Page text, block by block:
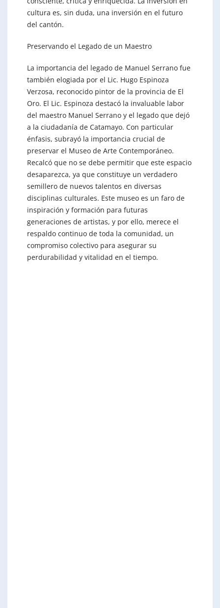
cultura es, sin duda, una inversión en el futuro
del cantón.
Preservando el Legado de un Maestro
La importancia del legado de Manuel Serrano fue
también elogiada por el Lic. Hugo Espinoza
Verzosa, reconocido pintor de la provincia de El
Oro. El Lic. Espinoza destacó la invaluable labor
del maestro Manuel Serrano y el legado que dejó
a la ciudadanía de Catamayo. Con particular
énfasis, subrayó la importancia crucial de
preservar el Museo de Arte Contemporáneo.
Recalcó que no se debe permitir que este espacio
desaparezca, ya que constituye un verdadero
semillero de nuevos talentos en diversas
disciplinas culturales. Este museo es un faro de
inspiración y formación para futuras
generaciones de artistas, y por ello, merece el
respaldo continuo de toda la comunidad, un
compromiso colectivo para asegurar su
perdurabilidad y vitalidad en el tiempo.